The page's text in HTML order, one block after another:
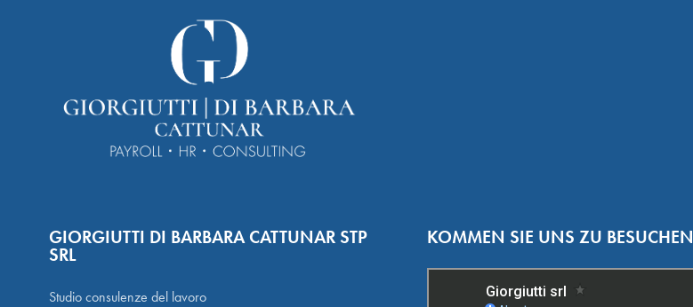
GIORGIUTTI DI BARBARA CATTUNAR STP
SRL
Studio consulenze del lavoro
KOMMEN SIE UNS ZU BESUCHEN